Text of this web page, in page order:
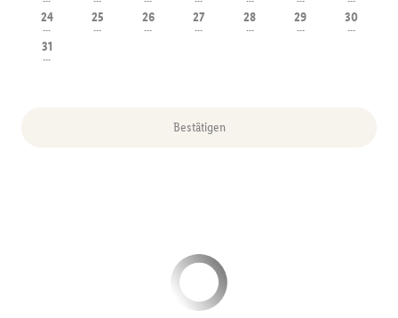
24
---
25
---
26
---
27
---
28
---
29
---
30
---
31
---
Bestätigen